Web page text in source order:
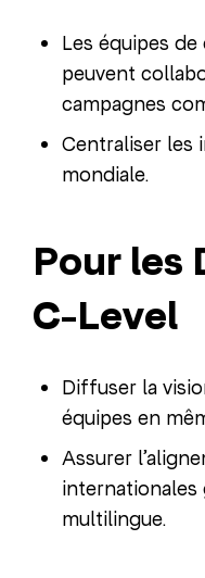
Les équipes
peuvent
campagnes
Centraliser les
mondiale.
Pour les
C-Level
Diffuser la
équipes en
Assurer
internationales
multilingue.